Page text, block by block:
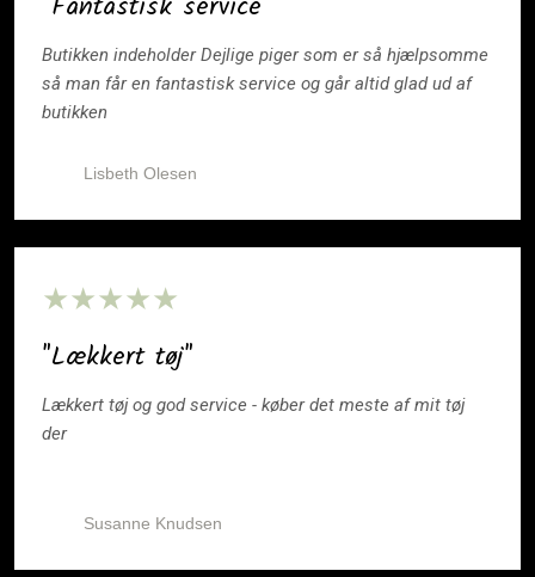
Butikken indeholder Dejlige piger som er så hjælpsomme
så man får en fantastisk service og går altid glad ud af
butikken ​
Lisbeth Olesen
​★★★★★
"Lækkert tøj"
Lækkert tøj og god service - køber det meste af mit tøj
der
Susanne Knudsen